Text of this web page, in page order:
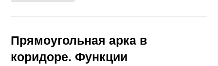
Прямоугольная арка в
коридоре. Функции